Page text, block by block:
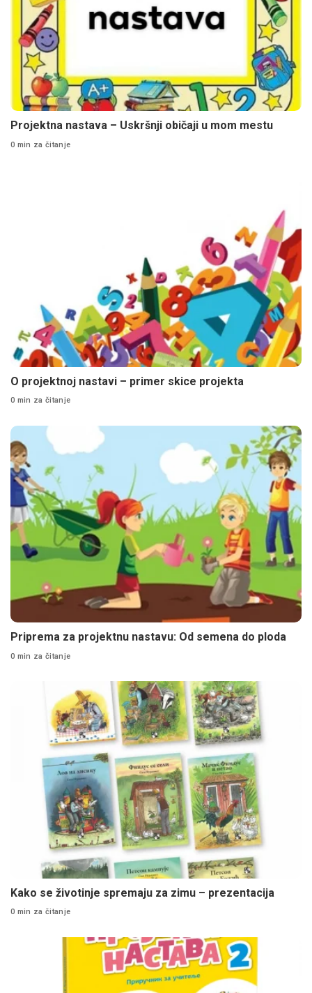
Projektna nastava – Uskršnji običaji u mom mestu
0 min za čitanje
O projektnoj nastavi – primer skice projekta
0 min za čitanje
Priprema za projektnu nastavu: Od semena do ploda
0 min za čitanje
Kako se životinje spremaju za zimu – prezentacija
0 min za čitanje